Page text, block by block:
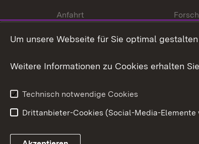
Anfahrt
Um unsere Webseite für Sie optimal
Weitere Informationen zu Cookies erhalten
Technisch notwendige Cookies
Drittanbieter-Cookies (Social-Media-